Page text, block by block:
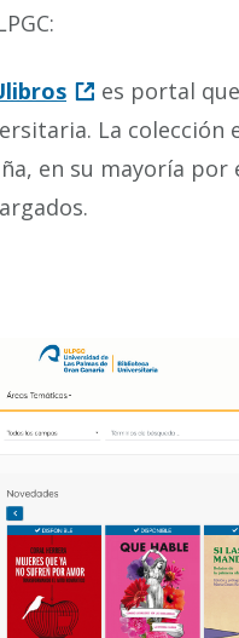
es portal
La
en su mayoría